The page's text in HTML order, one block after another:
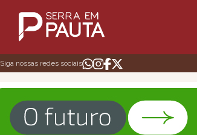
Siga nossas redes sociais